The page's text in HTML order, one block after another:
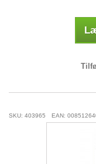
SKU: 403965 EAN: